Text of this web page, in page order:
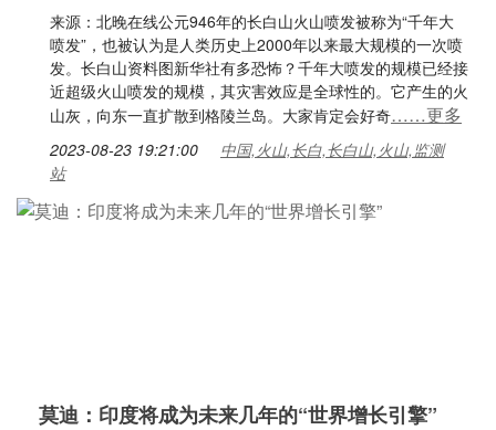
来源：北晚在线公元946年的长白山火山喷发被称为“千年大
喷发”，也被认为是人类历史上2000年以来最大规模的一次喷
发。长白山资料图新华社有多恐怖？千年大喷发的规模已经接
近超级火山喷发的规模，其灾害效应是全球性的。它产生的火
山灰，向东一直扩散到格陵兰岛。大家肯定会好奇……更多
2023-08-23 19:21:00
中国,火山,长白,长白山,火山,监测
站
莫迪：印度将成为未来几年的“世界增长引擎”